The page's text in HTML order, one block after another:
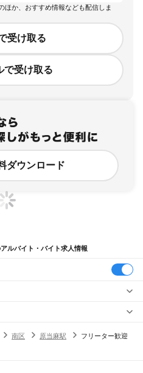
ほか、おすすめ情報なども配信しま
受け取る
で受け取る
ダウンロード
ルバイト・バイト求人情報
南区 原当麻駅
フリーター歓迎